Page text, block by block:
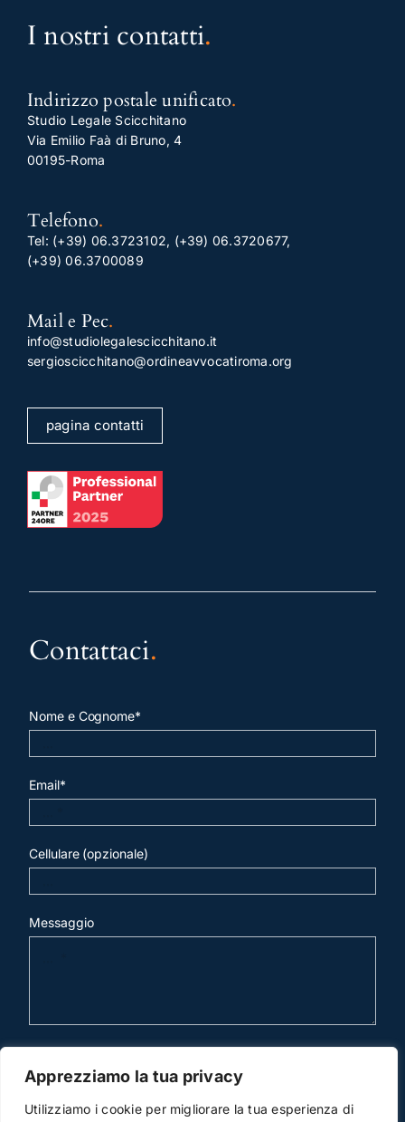
Apprezziamo la tua privacy
Utilizziamo i cookie per migliorare la tua esperienza di
I nostri contatti.
Indirizzo postale unificato.
Studio Legale Scicchitano
Via Emilio Faà di Bruno, 4
00195-Roma
Telefono.
Tel: (+39) 06.3723102, (+39) 06.3720677,
(+39) 06.3700089
Mail e Pec.
info@studiolegalescicchitano.it
sergioscicchitano@ordineavvocatiroma.org
pagina contatti
Contattaci.
Nome e Cognome*
Email*
Cellulare (opzionale)
Messaggio